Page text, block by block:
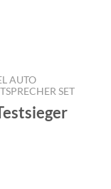
AUTO
SET